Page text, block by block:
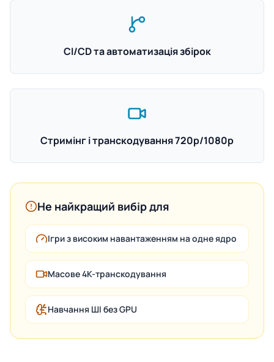
CI/CD та автоматизація збірок
Стримінг і транскодування 720p/1080p
Не найкращий вибір для
Ігри з високим навантаженням на одне ядро
Масове 4K-транскодування
Навчання ШІ без GPU